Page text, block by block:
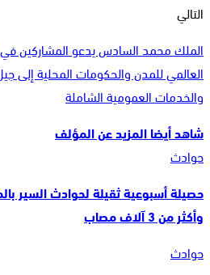
التالي
العالمي للمدن والحكومات المحلية إلى
والخدمات العمومية الشاملة
شاهد أيضاالمزيد عن المؤلف
حوادث
وأكثر من 3 آلاف مصاب
حوادث